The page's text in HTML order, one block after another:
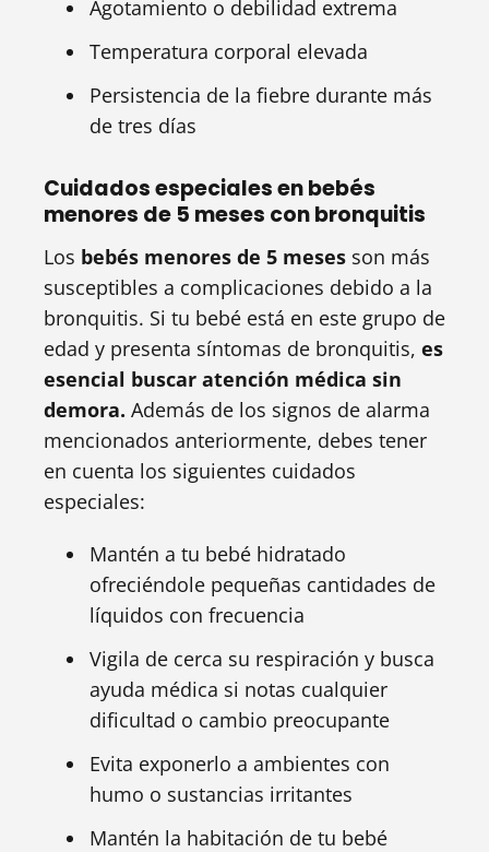
Agotamiento o debilidad extrema
Temperatura corporal elevada
Persistencia de la fiebre durante más
de tres días
Cuidados especiales en bebés
menores de 5 meses con bronquitis
Los bebés menores de 5 meses son más
susceptibles a complicaciones debido a la
bronquitis. Si tu bebé está en este grupo de
edad y presenta síntomas de bronquitis, es
esencial buscar atención médica sin
demora. Además de los signos de alarma
mencionados anteriormente, debes tener
en cuenta los siguientes cuidados
especiales:
Mantén a tu bebé hidratado
ofreciéndole pequeñas cantidades de
líquidos con frecuencia
Vigila de cerca su respiración y busca
ayuda médica si notas cualquier
dificultad o cambio preocupante
Evita exponerlo a ambientes con
humo o sustancias irritantes
Mantén la habitación de tu bebé